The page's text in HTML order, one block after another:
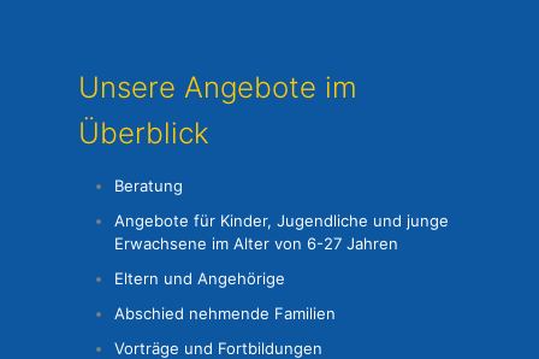
Unsere Angebote im
Überblick
Beratung
Angebote für Kinder, Jugendliche und junge
Erwachsene im Alter von 6-27 Jahren
Eltern und Angehörige
Abschied nehmende Familien
Vorträge und Fortbildungen